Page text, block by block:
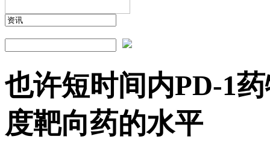
也许短时间内PD-1
度靶向药的水平